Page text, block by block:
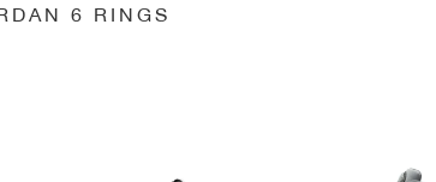
6 RINGS